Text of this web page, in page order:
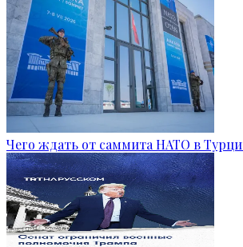
Чего ждать от саммита НАТО в